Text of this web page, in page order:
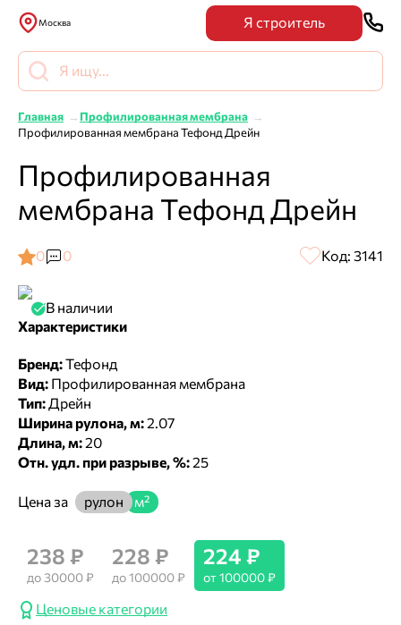
Москва Я строитель
Главная
Профилированная мембрана
Профилированная мембрана Тефонд Дрейн
Профилированная
мембрана Тефонд Дрейн
0 0 Код: 3141
В наличии
Характеристики
Бренд:Тефонд
Вид:Профилированная мембрана
Тип:Дрейн
Ширина рулона, м:2.07
Длина, м:20
Отн. удл. при разрыве, %:25
Цена за рулон м²
238 ₽
до 30000 ₽
228 ₽
до 100000 ₽
224 ₽
от 100000 ₽
Ценовые категории